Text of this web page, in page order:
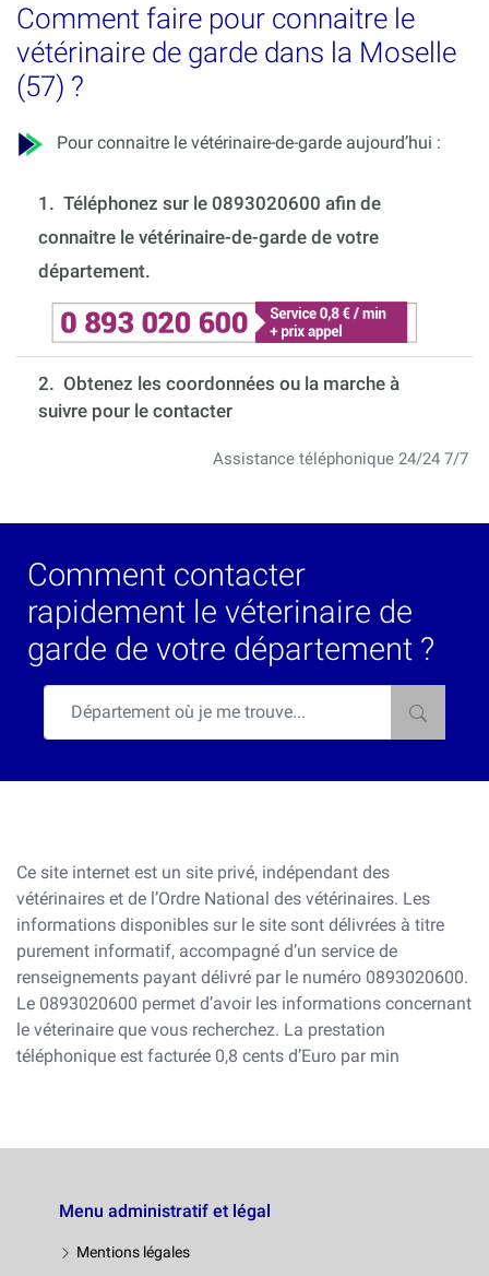
Comment faire pour connaitre le
vétérinaire de garde dans la Moselle
(57) ?
Pour connaitre le vétérinaire-de-garde aujourd’hui :
1. Téléphonez sur le 0893020600 afin de
connaitre le vétérinaire-de-garde de votre
département.
2. Obtenez les coordonnées ou la marche à
suivre pour le contacter
Assistance téléphonique 24/24 7/7
Comment contacter
rapidement le véterinaire de
garde de votre département ?
Ce site internet est un site privé, indépendant des
vétérinaires et de l’Ordre National des vétérinaires. Les
informations disponibles sur le site sont délivrées à titre
purement informatif, accompagné d’un service de
renseignements payant délivré par le numéro 0893020600.
Le 0893020600 permet d’avoir les informations concernant
le véterinaire que vous recherchez. La prestation
téléphonique est facturée 0,8 cents d’Euro par min
Menu administratif et légal
Mentions légales